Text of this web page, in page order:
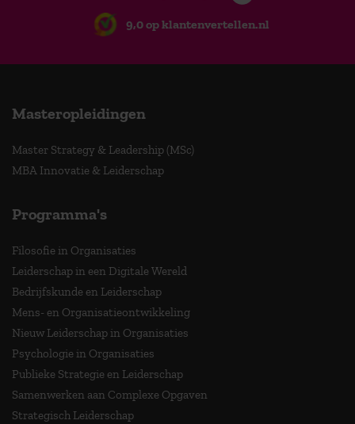
9,0 op klantenvertellen.nl
Masteropleidingen
Master Strategy & Leadership (MSc)
MBA Innovatie & Leiderschap
Programma's
Filosofie in Organisaties
Leiderschap in een Digitale Wereld
Bedrijfskunde en Leiderschap
Mens- en Organisatieontwikkeling
Nieuw Leiderschap in Organisaties
Psychologie in Organisaties
Publieke Strategie en Leiderschap
Samenwerken aan Complexe Opgaven
Strategisch Leiderschap